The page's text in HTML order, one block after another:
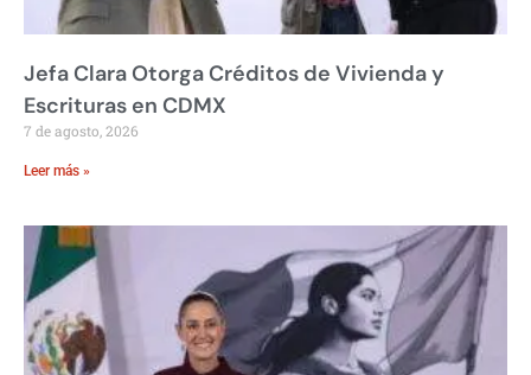
Jefa Clara Otorga Créditos de Vivienda y
Escrituras en CDMX
7 de agosto, 2026
Leer más »